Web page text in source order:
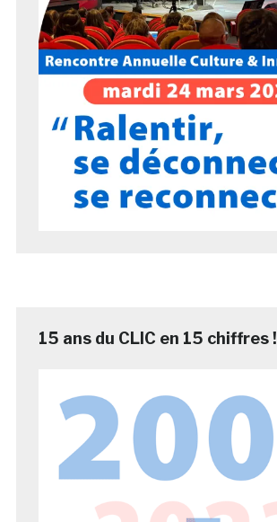
15 ans du CLIC en 15 chiffres !